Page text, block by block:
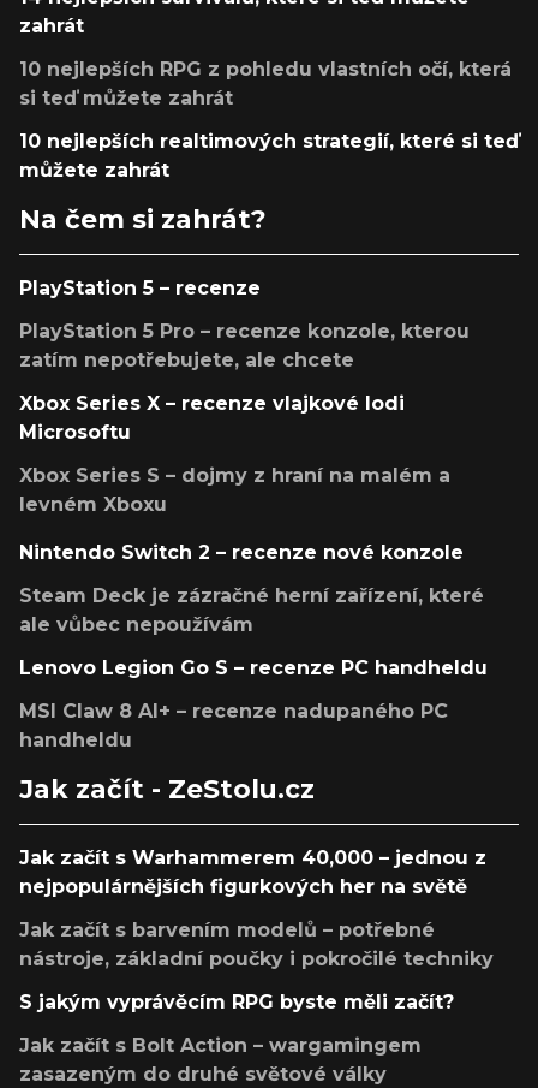
zahrát
10 nejlepších RPG z pohledu vlastních očí, která
si teď můžete zahrát
10 nejlepších realtimových strategií, které si teď
můžete zahrát
Na čem si zahrát?
PlayStation 5 – recenze
PlayStation 5 Pro – recenze konzole, kterou
zatím nepotřebujete, ale chcete
Xbox Series X – recenze vlajkové lodi
Microsoftu
Xbox Series S – dojmy z hraní na malém a
levném Xboxu
Nintendo Switch 2 – recenze nové konzole
Steam Deck je zázračné herní zařízení, které
ale vůbec nepoužívám
Lenovo Legion Go S – recenze PC handheldu
MSI Claw 8 AI+ – recenze nadupaného PC
handheldu
Jak začít - ZeStolu.cz
Jak začít s Warhammerem 40,000 – jednou z
nejpopulárnějších figurkových her na světě
Jak začít s barvením modelů – potřebné
nástroje, základní poučky i pokročilé techniky
S jakým vyprávěcím RPG byste měli začít?
Jak začít s Bolt Action – wargamingem
zasazeným do druhé světové války